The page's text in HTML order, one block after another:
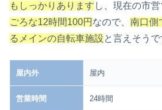
もしっかりあります し、現在の市
ごろな12時間100円 なので、 南口側
るメインの自転車施設と言えそうで
屋内外 屋内
営業時間 24時間